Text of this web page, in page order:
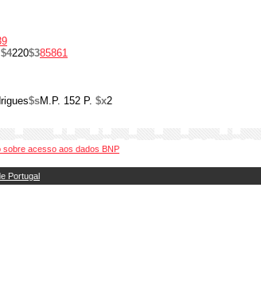
$4220$385861
$sM.P. 152 P. $x2
sobre acesso aos dados BNP
Portugal